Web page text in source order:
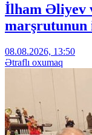
İlham Əliyev
marşrutunun
08.08.2026, 13:50
Ətraflı oxumaq